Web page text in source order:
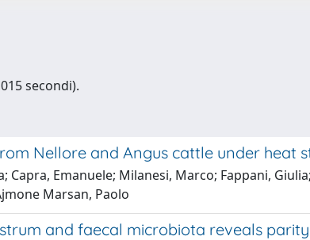
secondi).
Nellore and Angus cattle under heat
Capra, Emanuele; Milanesi, Marco; Fappani,
Marsan, Paolo
and faecal microbiota reveals